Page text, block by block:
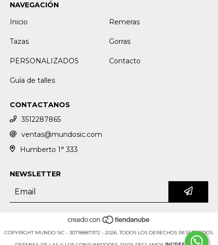
NAVEGACIÓN
Inicio
Remeras
Tazas Gorras
PERSONALIZADOS Contacto
Guía de talles
CONTACTANOS
3512287865
ventas@mundosic.com
Humberto 1° 333
NEWSLETTER
COPYRIGHT MUNDO SIC - 30718887972 - 2026. TODOS LOS DERECHOS RESERVADOS.